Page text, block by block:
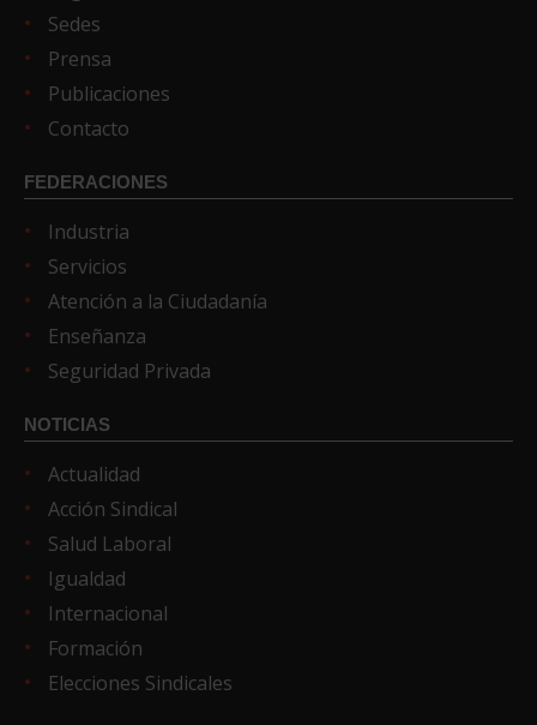
Sedes
Prensa
Publicaciones
Contacto
FEDERACIONES
Industria
Servicios
Atención a la Ciudadanía
Enseñanza
Seguridad Privada
NOTICIAS
Actualidad
Acción Sindical
Salud Laboral
Igualdad
Internacional
Formación
Elecciones Sindicales